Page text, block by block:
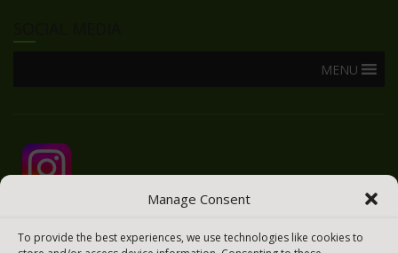
Manage Consent
To provide the best experiences, we use technologies like cookies to
MENU